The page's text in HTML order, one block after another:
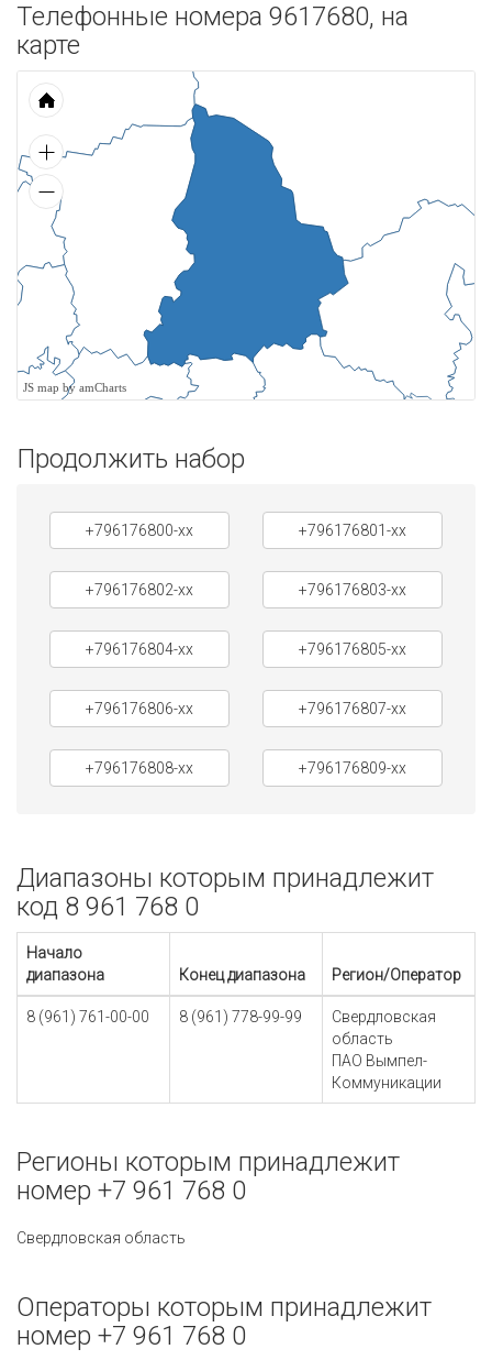
Телефонные номера 9617680, на
карте
JS map by amCharts
Продолжить набор
+796176800-xx +796176801-xx
+796176802-xx +796176803-xx
+796176804-xx +796176805-xx
+796176806-xx +796176807-xx
+796176808-xx +796176809-xx
Диапазоны которым принадлежит
код 8 961 768 0
Начало
диапазона
Конец диапазона Регион/Оператор
8 (961) 761-00-00 8 (961) 778-99-99
Свердловская
область
ПАО Вымпел-
Коммуникации
Регионы которым принадлежит
номер +7 961 768 0
Свердловская область
Операторы которым принадлежит
номер +7 961 768 0